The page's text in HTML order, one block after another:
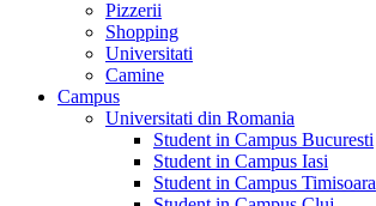
Pizzerii
Shopping
Universitati
Camine
Campus
Universitati din Romania
Student in Campus Bucuresti
Student in Campus Iasi
Student in Campus Timisoara